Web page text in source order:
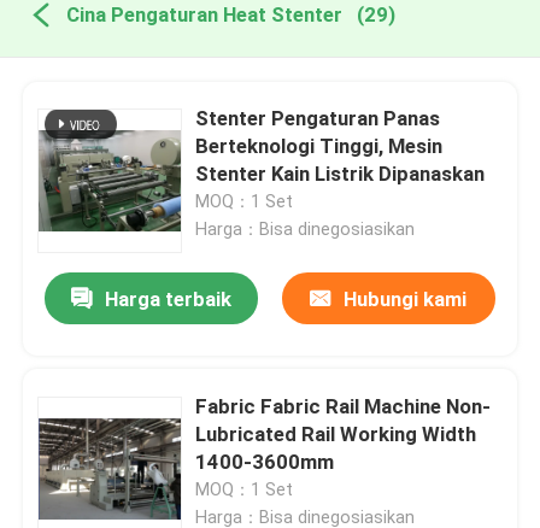
Cina Pengaturan Heat Stenter (29)
Stenter Pengaturan Panas
Berteknologi Tinggi, Mesin
Stenter Kain Listrik Dipanaskan
MOQ：1 Set
Harga：Bisa dinegosiasikan
Harga terbaik Hubungi kami
Fabric Fabric Rail Machine Non-
Lubricated Rail Working Width
1400-3600mm
MOQ：1 Set
Harga：Bisa dinegosiasikan